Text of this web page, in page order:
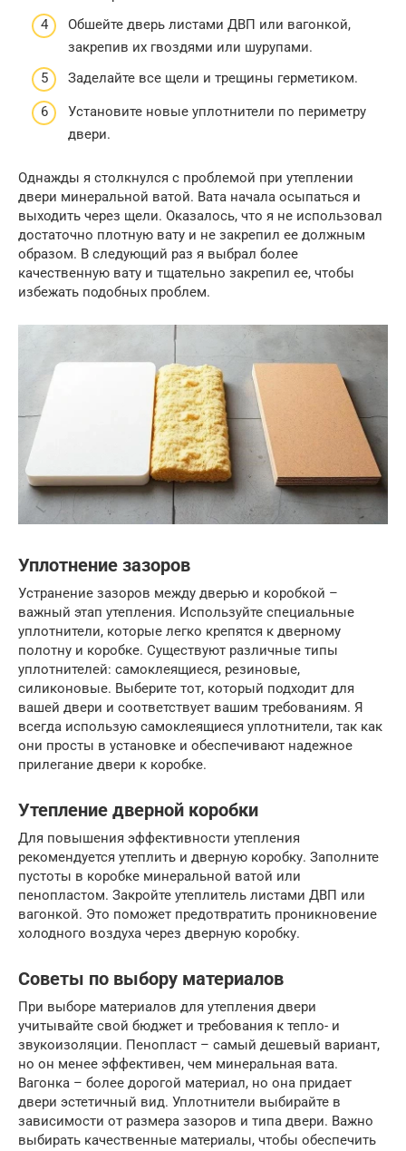
Обшейте дверь листами ДВП или вагонкой,
закрепив их гвоздями или шурупами.
Заделайте все щели и трещины герметиком.
Установите новые уплотнители по периметру
двери.
Однажды я столкнулся с проблемой при утеплении
двери минеральной ватой. Вата начала осыпаться и
выходить через щели. Оказалось, что я не использовал
достаточно плотную вату и не закрепил ее должным
образом. В следующий раз я выбрал более
качественную вату и тщательно закрепил ее, чтобы
избежать подобных проблем.
Уплотнение зазоров
Устранение зазоров между дверью и коробкой –
важный этап утепления. Используйте специальные
уплотнители, которые легко крепятся к дверному
полотну и коробке. Существуют различные типы
уплотнителей: самоклеящиеся, резиновые,
силиконовые. Выберите тот, который подходит для
вашей двери и соответствует вашим требованиям. Я
всегда использую самоклеящиеся уплотнители, так как
они просты в установке и обеспечивают надежное
прилегание двери к коробке.
Утепление дверной коробки
Для повышения эффективности утепления
рекомендуется утеплить и дверную коробку. Заполните
пустоты в коробке минеральной ватой или
пенопластом. Закройте утеплитель листами ДВП или
вагонкой. Это поможет предотвратить проникновение
холодного воздуха через дверную коробку.
Советы по выбору материалов
При выборе материалов для утепления двери
учитывайте свой бюджет и требования к тепло- и
звукоизоляции. Пенопласт – самый дешевый вариант,
но он менее эффективен, чем минеральная вата.
Вагонка – более дорогой материал, но она придает
двери эстетичный вид. Уплотнители выбирайте в
зависимости от размера зазоров и типа двери. Важно
выбирать качественные материалы, чтобы обеспечить